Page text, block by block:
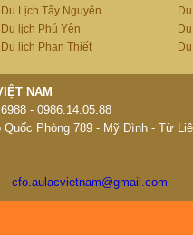
Du Lịch Tây Nguyên
Du lịch Phú Yên
Du lịch Phan Thiết
NAM
- 0986.14.05.88
Phòng 789 - Mỹ Đình - Từ
cfo.aulacvietnam@gmail.com